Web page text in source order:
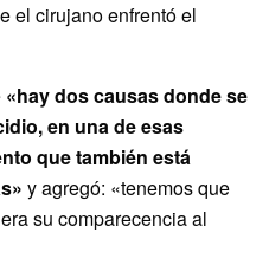
el cirujano enfrentó el
«hay dos causas donde se
en una de esas
que también está
y agregó: «tenemos que
su comparecencia al